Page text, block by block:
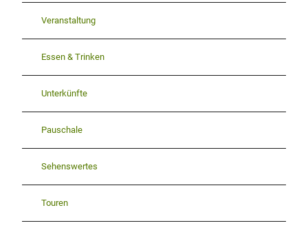
Veranstaltung
Essen & Trinken
Unterkünfte
Pauschale
Sehenswertes
Touren